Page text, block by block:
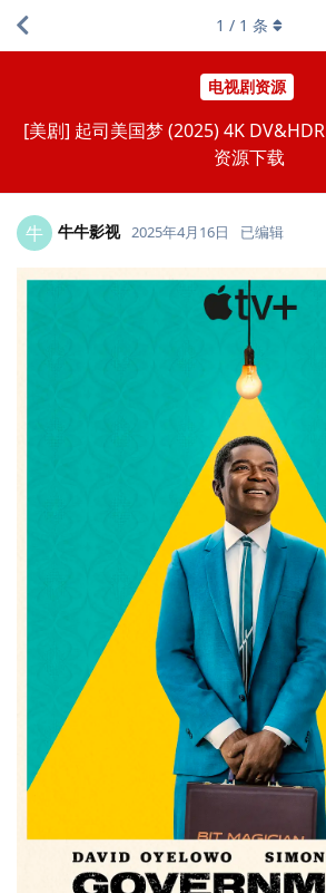
电视剧资源
[美剧] 起司美国梦 (2025) 4K
资源下载
1 / 1 条
牛 牛牛影视 2025年4月16日 已编辑